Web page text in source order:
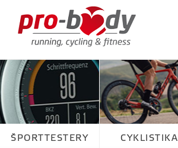
ŠPORTTESTERY CYKLISTIKA